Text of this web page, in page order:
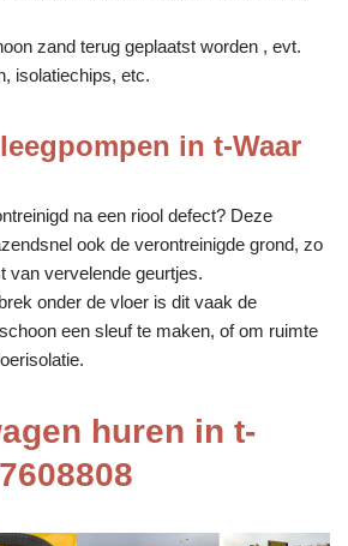
zand terug geplaatst worden , evt.
isolatiechips, etc.
in t-Waar
na een riool defect? Deze
ook de verontreinigde grond, zo
van vervelende geurtjes.
onder de vloer is dit vaak de
een sleuf te maken, of om ruimte
huren in t-